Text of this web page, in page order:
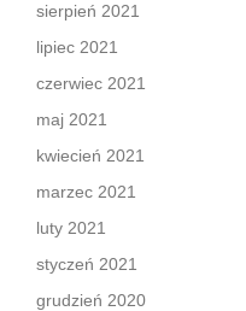
sierpień 2021
lipiec 2021
czerwiec 2021
maj 2021
kwiecień 2021
marzec 2021
luty 2021
styczeń 2021
grudzień 2020